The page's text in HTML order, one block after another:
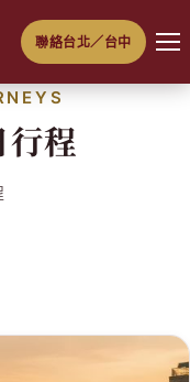
聯絡台北／台中
程